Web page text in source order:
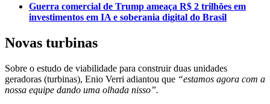
Guerra comercial de Trump ameaça R$ 2 trilhões em
investimentos em IA e soberania digital do Brasil
Novas turbinas
Sobre o estudo de viabilidade para construir duas unidades
geradoras (turbinas), Enio Verri adiantou que “estamos agora com a
nossa equipe dando uma olhada nisso”.